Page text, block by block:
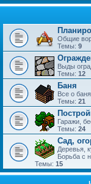
Общие
Темы: 9
Выды
Темы: 12
Баня
Все о
Темы: 21
Гаражи,
Темы: 24
Сад,
Деревья,
Борьба с
Темы: 15